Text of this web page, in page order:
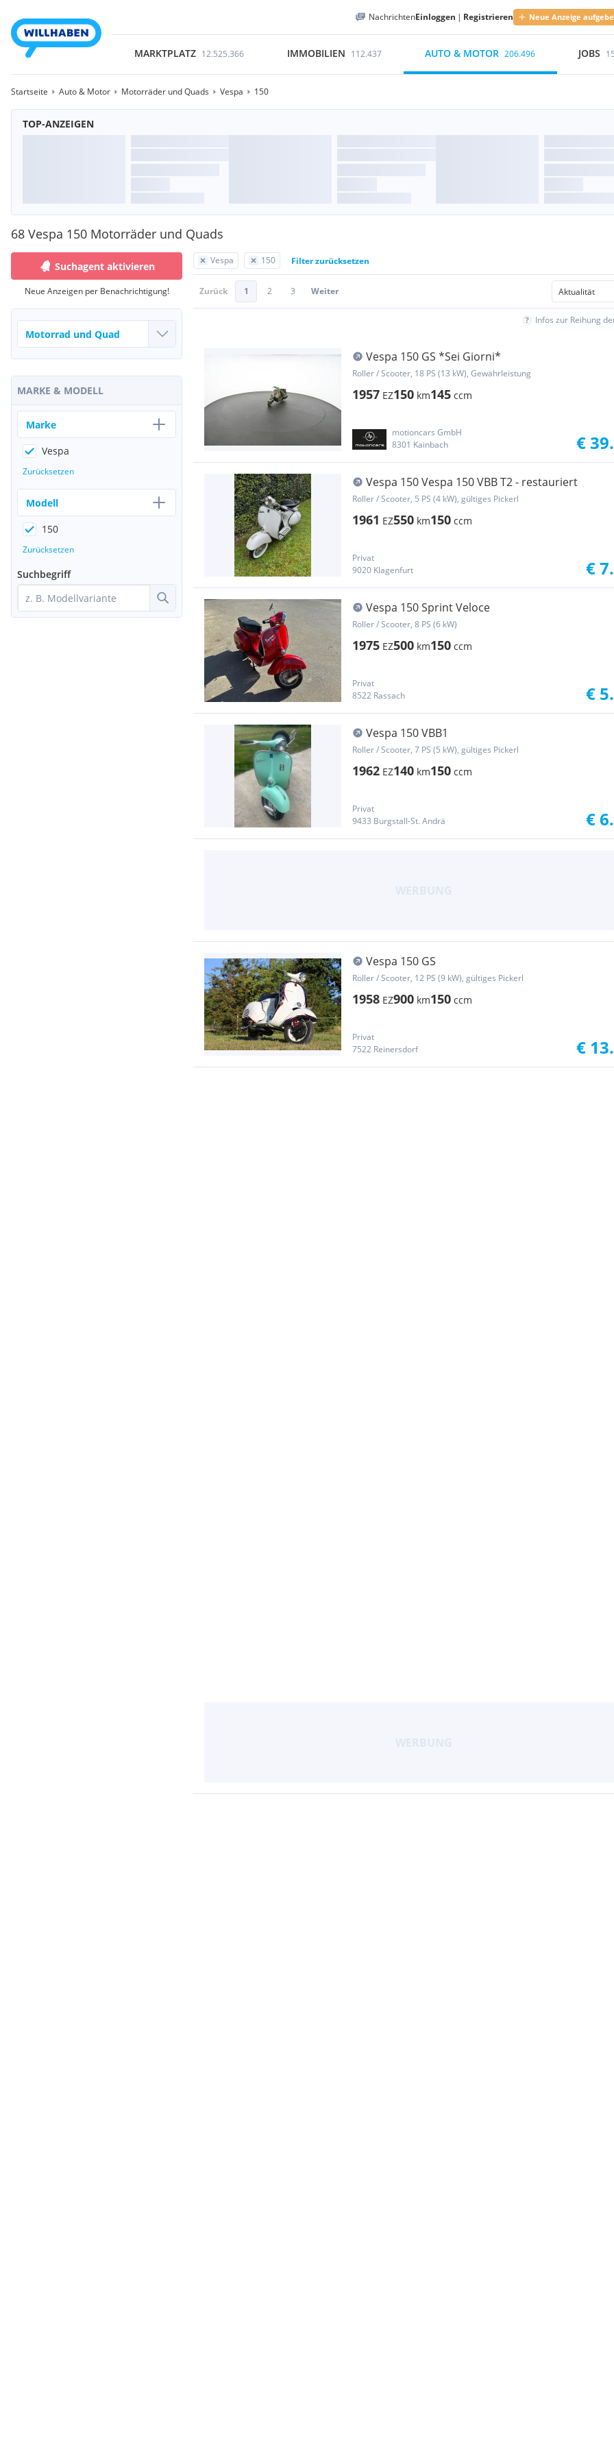
NachrichtenEinloggen | Registrieren Neue Anzeige
MARKTPLATZ 12.525.366 IMMOBILIEN 112.437 AUTO & MOTOR 206.496 JOBS
Startseite Auto & Motor Motorräder und Quads Vespa 150
TOP-ANZEIGEN
68 Vespa 150 Motorräder und Quads
Vespa 150 Filter zurücksetzen
Zurück 1 2 3 Weiter
Infos zur Reihung
Vespa 150 GS *Sei Giorni*
Roller / Scooter, 18 PS (13 kW), Gewährleistung
1957 EZ150 km145 ccm
motioncars GmbH
8301 Kainbach
€
Vespa 150 Vespa 150 VBB T2 - restauriert
Roller / Scooter, 5 PS (4 kW), gültiges Pickerl
1961 EZ550 km150 ccm
Privat
9020 Klagenfurt
€
Vespa 150 Sprint Veloce
Roller / Scooter, 8 PS (6 kW)
1975 EZ500 km150 ccm
Privat
8522 Rassach
€
Vespa 150 VBB1
Roller / Scooter, 7 PS (5 kW), gültiges Pickerl
1962 EZ140 km150 ccm
Privat
9433 Burgstall-St. Andrä
€
Vespa 150 GS
Roller / Scooter, 12 PS (9 kW), gültiges Pickerl
1958 EZ900 km150 ccm
Privat
7522 Reinersdorf
€
Suchagent aktivieren
Neue Anzeigen per Benachrichtigung!
MARKE & MODELL
Marke
Vespa
Zurücksetzen
Modell
150
Zurücksetzen
Suchbegriff